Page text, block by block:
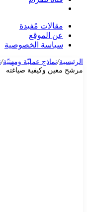
مقالات مُفيدة
عن الموقع
سياسة الخصوصية
الرئيسية/نماذج عمليّة ومهنيّة/
مرشح معين وكيفية صياغته